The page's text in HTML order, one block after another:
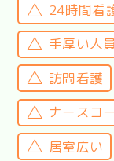
24時間看
手厚い人
訪問看護
ナースコ
居室広い